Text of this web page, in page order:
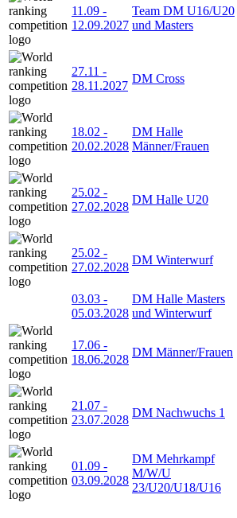
11.09 -
12.09.2027
Team DM U16/U20
und Masters
27.11 -
28.11.2027
DM Cross
18.02 -
20.02.2028
DM Halle
Männer/Frauen
25.02 -
27.02.2028
DM Halle U20
25.02 -
27.02.2028
DM Winterwurf
03.03 -
05.03.2028
DM Halle Masters
und Winterwurf
17.06 -
18.06.2028
DM Männer/Frauen
21.07 -
23.07.2028
DM Nachwuchs 1
01.09 -
03.09.2028
DM Mehrkampf
M/W/U
23/U20/U18/U16